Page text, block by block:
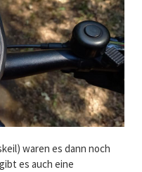
waren es dann noch
es auch eine